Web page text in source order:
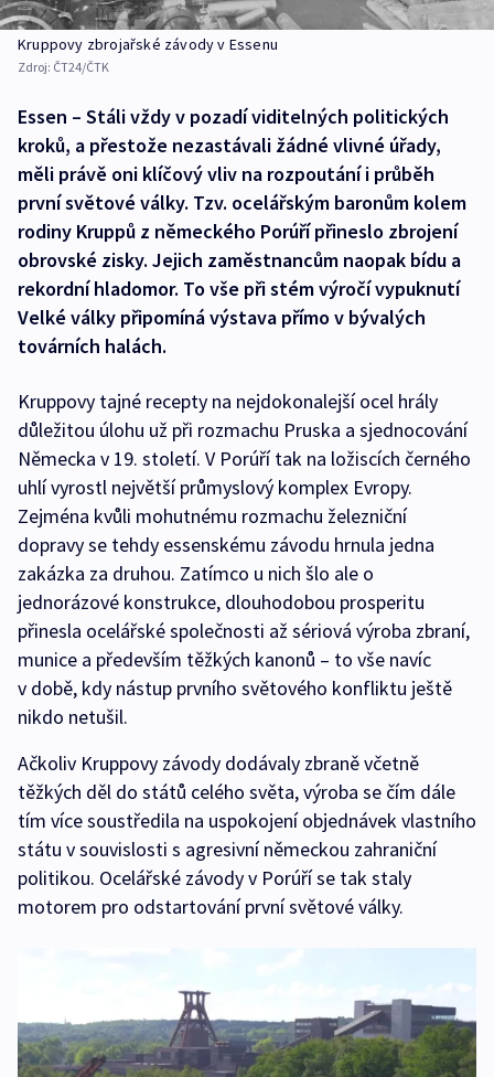
Kruppovy zbrojařské závody v Essenu
Zdroj: ČT24/ČTK
Essen – Stáli vždy v pozadí viditelných politických
kroků, a přestože nezastávali žádné vlivné úřady,
měli právě oni klíčový vliv na rozpoutání i průběh
první světové války. Tzv. ocelářským baronům kolem
rodiny Kruppů z německého Porúří přineslo zbrojení
obrovské zisky. Jejich zaměstnancům naopak bídu a
rekordní hladomor. To vše při stém výročí vypuknutí
Velké války připomíná výstava přímo v bývalých
továrních halách.
Kruppovy tajné recepty na nejdokonalejší ocel hrály
důležitou úlohu už při rozmachu Pruska a sjednocování
Německa v 19. století. V Porúří tak na ložiscích černého
uhlí vyrostl největší průmyslový komplex Evropy.
Zejména kvůli mohutnému rozmachu železniční
dopravy se tehdy essenskému závodu hrnula jedna
zakázka za druhou. Zatímco u nich šlo ale o
jednorázové konstrukce, dlouhodobou prosperitu
přinesla ocelářské společnosti až sériová výroba zbraní,
munice a především těžkých kanonů – to vše navíc
v době, kdy nástup prvního světového konfliktu ještě
nikdo netušil.
Ačkoliv Kruppovy závody dodávaly zbraně včetně
těžkých děl do států celého světa, výroba se čím dále
tím více soustředila na uspokojení objednávek vlastního
státu v souvislosti s agresivní německou zahraniční
politikou. Ocelářské závody v Porúří se tak staly
motorem pro odstartování první světové války.